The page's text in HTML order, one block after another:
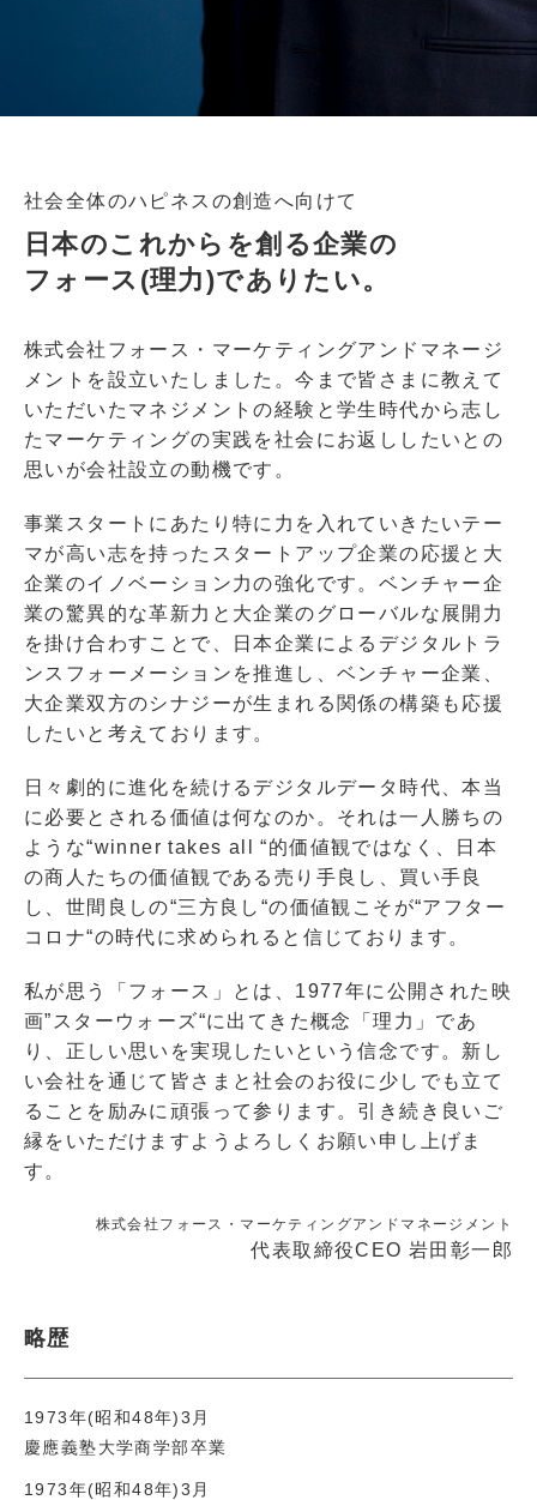
社会全体のハピネスの創造へ向けて
日本のこれからを創る企業の
フォース(理力)でありたい。
株式会社フォース・マーケティングアンドマネージ
メントを設立いたしました。今まで皆さまに教えて
いただいたマネジメントの経験と学生時代から志し
たマーケティングの実践を社会にお返ししたいとの
思いが会社設立の動機です。
事業スタートにあたり特に力を入れていきたいテー
マが高い志を持ったスタートアップ企業の応援と大
企業のイノベーション力の強化です。ベンチャー企
業の驚異的な革新力と大企業のグローバルな展開力
を掛け合わすことで、日本企業によるデジタルトラ
ンスフォーメーションを推進し、ベンチャー企業、
大企業双方のシナジーが生まれる関係の構築も応援
したいと考えております。
日々劇的に進化を続けるデジタルデータ時代、本当
に必要とされる価値は何なのか。それは一人勝ちの
ような“winner takes all “的価値観ではなく、日本
の商人たちの価値観である売り手良し、買い手良
し、世間良しの“三方良し“の価値観こそが“アフター
コロナ“の時代に求められると信じております。
私が思う「フォース」とは、1977年に公開された映
画”スターウォーズ“に出てきた概念「理力」であ
り、正しい思いを実現したいという信念です。新し
い会社を通じて皆さまと社会のお役に少しでも立て
ることを励みに頑張って参ります。引き続き良いご
縁をいただけますようよろしくお願い申し上げま
す。
株式会社フォース・マーケティングアンドマネージメント
代表取締役CEO 岩田彰一郎
略歴
1973年(昭和48年)3月
慶應義塾大学商学部卒業
1973年(昭和48年)3月